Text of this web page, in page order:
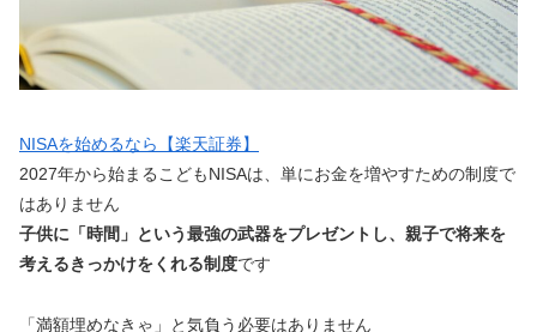
NISAを始めるなら【楽天証券】
2027年から始まるこどもNISAは、単にお金を増やすための制度で
はありません
子供に「時間」という最強の武器をプレゼントし、親子で将来を
考えるきっかけをくれる制度です
「満額埋めなきゃ」と気負う必要はありません